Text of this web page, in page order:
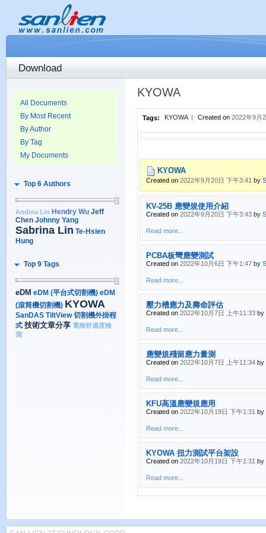
Download
All Documents
By Most Recent
By Author
By Tag
My Documents
Top 6 Authors
Andrea Lin Hendry Wu Jeff
Chen Johnny Yang
Sabrina Lin Te-Hsien
Hung
Top 9 Tags
eDM eDM (平台式切割機) eDM
(滾筒機切割機) KYOWA
SanDAS TiltView 切割機外掛程
式 技術文章分享 電梯舒適度檢
測
KYOWA
Tags: KYOWA | Created on 2022年9月
KYOWA
Created on 2022年9月20日 下午3:41 by
KV-25B 應變規使用介紹
Created on 2022年9月20日 下午3:43 by
Read more...
PCBA板彎應變測試
Created on 2022年10月6日 下午1:47 by
Read more...
壓力槽應力及壽命評估
Created on 2022年10月7日 上午11:33 by
Read more...
應變規殘留應力量測
Created on 2022年10月7日 上午11:34 by
Read more...
KFU高溫應變規應用
Created on 2022年10月19日 下午1:31 by
Read more...
KYOWA 扭力測試平台架設
Created on 2022年10月19日 下午1:31 by
Read more...